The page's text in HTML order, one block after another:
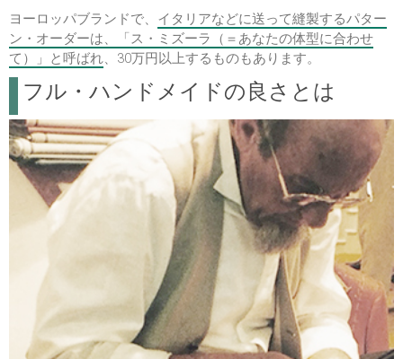
ヨーロッパブランドで、 イタリアなどに送って縫製するパター
ン・オーダーは、「ス・ミズーラ（＝あなたの体型に合わせ
て）」と呼ばれ、30万円以上するものもあります。
フル・ハンドメイドの良さとは